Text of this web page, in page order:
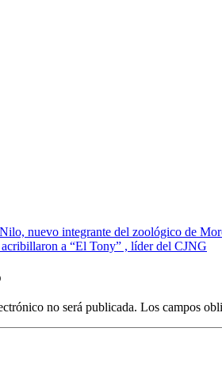
nuevo integrante del zoológico de
a “El Tony” , líder del CJNG
no será publicada. Los campos